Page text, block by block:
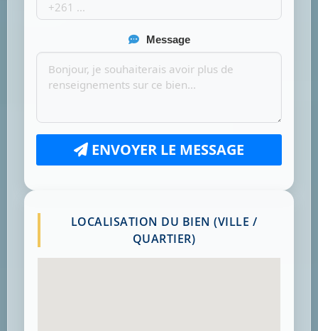
Message
ENVOYER LE MESSAGE
LOCALISATION DU BIEN (VILLE /
QUARTIER)